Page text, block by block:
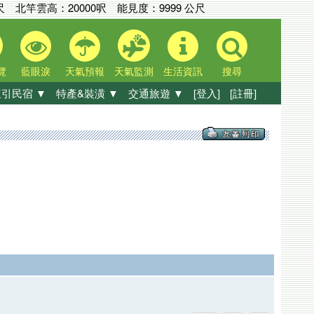
北竿雲高：20000呎能見度：9999 公尺
藍眼淚 天氣預報 天氣監測 生活資訊 搜尋
民宿 ▼ 特產&裝潢 ▼ 交通旅遊 ▼ [登入] [註冊]